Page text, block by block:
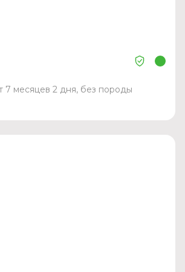
7 месяцев 2 дня, без породы